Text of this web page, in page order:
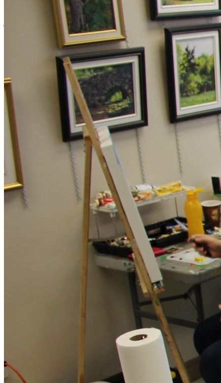
Jardin des possibles
en quête de bénévoles!
Imaginons ensemble ce jardin qui participera à la vie du
Tous les
mardis 9h30-12h